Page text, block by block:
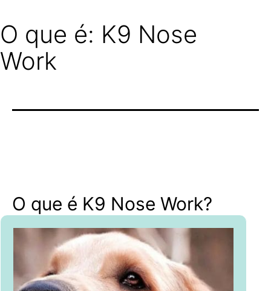
O que é: K9 Nose
Work
O que é K9 Nose Work?